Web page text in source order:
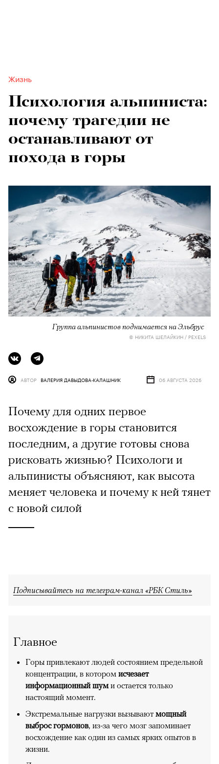
Жизнь
Психология альпиниста:
почему трагедии не
останавливают от
похода в горы
Группа альпинистов поднимается на Эльбрус
© НИКИТА ШЕЛАЙКИН / PEXELS
АВТОР ВАЛЕРИЯ ДАВЫДОВА-КАЛАШНИК 06 АВГУСТА 2026
Почему для одних первое
восхождение в горы становится
последним, а другие готовы снова
рисковать жизнью? Психологи и
альпинисты объясняют, как высота
меняет человека и почему к ней тянет
с новой силой
Подписывайтесь на телеграм-канал «РБК Стиль»
Главное
Горы привлекают людей состоянием предельной
концентрации, в котором исчезает
информационный шум и остается только
настоящий момент.
Экстремальные нагрузки вызывают мощный
выброс гормонов, из-за чего мозг запоминает
восхождение как один из самых ярких опытов в
жизни.